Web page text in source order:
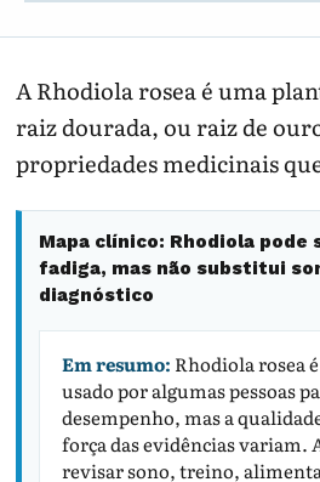
A Rhodiola rosea é uma
raiz dourada, ou raiz de
propriedades medicinais
Mapa clínico: Rhodiola pode
fadiga, mas não substitui
diagnóstico
Em resumo: Rhodiola rosea
usado por algumas pessoas
desempenho, mas a
força das evidências variam.
revisar sono, treino,